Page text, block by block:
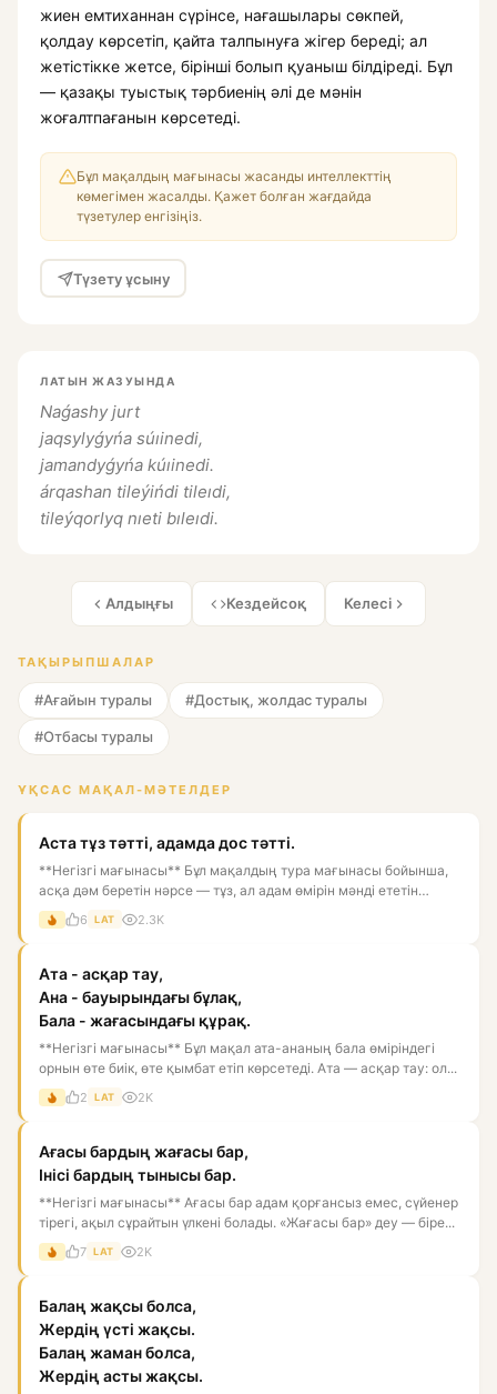
жиен емтиханнан сүрінсе, нағашылары сөкпей,
қолдау көрсетіп, қайта талпынуға жігер береді; ал
жетістікке жетсе, бірінші болып қуаныш білдіреді. Бұл
— қазақы туыстық тәрбиенің әлі де мәнін
жоғалтпағанын көрсетеді.
Бұл мақалдың мағынасы жасанды интеллекттің
көмегімен жасалды. Қажет болған жағдайда
түзетулер енгізіңіз.
Түзету ұсыну
ЛАТЫН ЖАЗУЫНДА
Naǵashy jurt
jaqsylyǵyńa súıinedi,
jamandyǵyńa kúıinedi.
árqashan tileýińdi tileıdi,
tileýqorlyq nıeti bıleıdi.
Алдыңғы Кездейсоқ Келесі
ТАҚЫРЫПШАЛАР
#Ағайын туралы #Достық, жолдас туралы
#Отбасы туралы
ҰҚСАС МАҚАЛ-МӘТЕЛДЕР
Аста тұз тәтті, адамда дос тәтті.
**Негізгі мағынасы** Бұл мақалдың тура мағынасы бойынша,
асқа дәм беретін нәрсе — тұз, ал адам өмірін мәнді ететін
нәрс...
6 LAT 2.3K
Ата - асқар тау,
Ана - бауырындағы бұлақ,
Бала - жағасындағы құрақ.
**Негізгі мағынасы** Бұл мақал ата-ананың бала өміріндегі
орнын өте биік, өте қымбат етіп көрсетеді. Ата — асқар тау: ол...
2 LAT 2K
Ағасы бардың жағасы бар,
Інісі бардың тынысы бар.
**Негізгі мағынасы** Ағасы бар адам қорғансыз емес, сүйенер
тірегі, ақыл сұрайтын үлкені болады. «Жағасы бар» деу — біре...
7 LAT 2K
Балаң жақсы болса,
Жердің үсті жақсы.
Балаң жаман болса,
Жердің асты жақсы.